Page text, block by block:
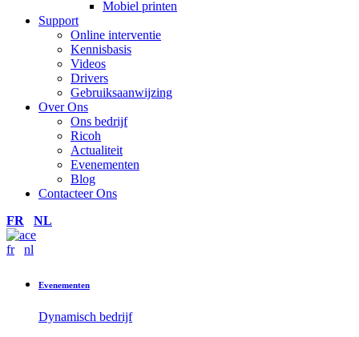
Mobiel printen
Support
Online interventie
Kennisbasis
Videos
Drivers
Gebruiksaanwijzing
Over Ons
Ons bedrijf
Ricoh
Actualiteit
Evenementen
Blog
Contacteer Ons
FR
NL
fr nl
Evenementen
Dynamisch bedrijf